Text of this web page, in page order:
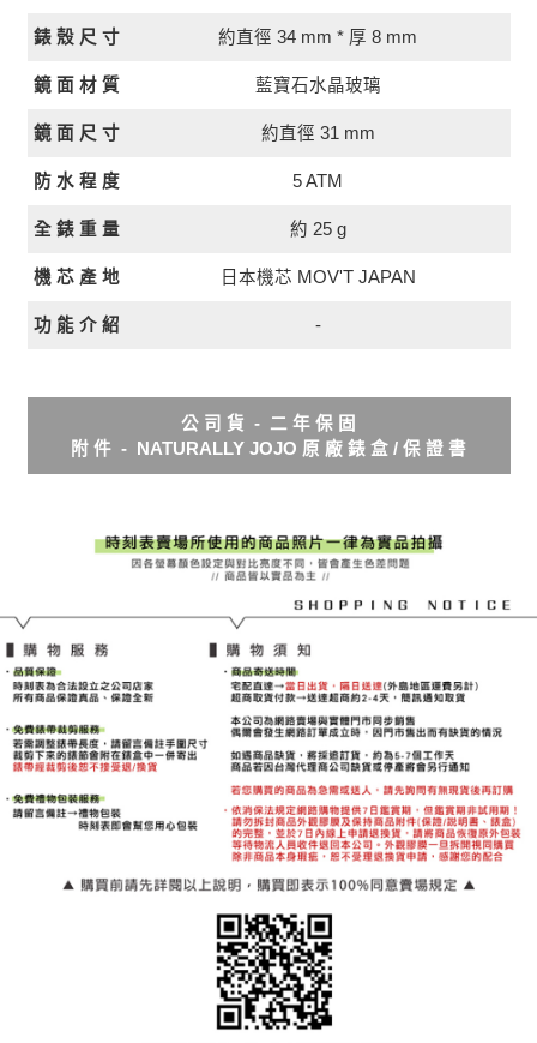
錶 殼 尺 寸 約直徑 34 mm * 厚 8 mm
鏡 面 材 質 藍寶石水晶玻璃
鏡 面 尺 寸 約直徑 31 mm
防 水 程 度 5 ATM
全 錶 重 量 約 25 g
機 芯 產 地 日本機芯 MOV'T JAPAN
功 能 介 紹 -
公 司 貨 - 二 年 保 固
附 件 - NATURALLY JOJO 原 廠 錶 盒 / 保 證 書